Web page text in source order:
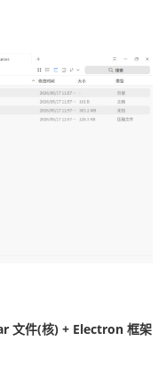
文件(核) + Electron 框架